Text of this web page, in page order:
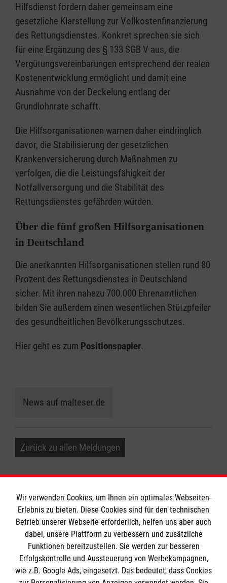
Hilfsdienst fordern daher gemeinsam eine
gesetzliche Klarstellung zur Vollkostenfinanzierung
des Rettungsdienstes. Konkret sprechen sie sich
für eine Ergänzung des § 133 SGB V aus, die
Vergütungsvereinbarungen entsprechend der realen
Kostenentwicklung ermöglicht und damit eine
Ausnahme von der Deckelung entlang der
Grundlohnrate schafft.
Die Hilfsorganisationen warnen daher eindringlich
davor, die Stabilisierung der gesetzlichen
Krankenversicherung durch Maßnahmen zu
verfolgen, die die Leistungsfähigkeit der
Notfallversorgung und die Stabilität des
Rettungsdienstes gefährden würden.
Über die fünf großen Hilfsorganisationen
in Deutschland
Die anerkannten Hilfsorganisationen stellen rund 80
Prozent des Rettungsdienstes in Deutschland
sicher. Mit ihren nahezu 700.000 Ehrenamtlichen
bilden Sie außerdem einen wesentlichen Stützpfeiler
des gesundheitlichen Bevölkerungsschutzes.
Hier geht es zum Positionspapier.
News auf malteser.de
Zurück zu allen Meldungen
Informationen
Impressum
Datenschutz
Die Malteser
Wir verwenden Cookies, um Ihnen ein optimales Webseiten-
Erlebnis zu bieten. Diese Cookies sind für den technischen
Betrieb unserer Webseite erforderlich, helfen uns aber auch
dabei, unsere Plattform zu verbessern und zusätzliche
Funktionen bereitzustellen. Sie werden zur besseren
Erfolgskontrolle und Aussteuerung von Werbekampagnen,
wie z.B. Google Ads, eingesetzt. Das bedeutet, dass Cookies